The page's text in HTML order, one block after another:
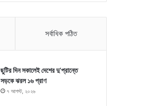
সর্বাধিক পঠিত
ছুটির দিন সকালেই দেশের দু’প্রান্তে
সড়কে ঝরল ১৬ প্রাণ
৭ আগস্ট, ২০২৬